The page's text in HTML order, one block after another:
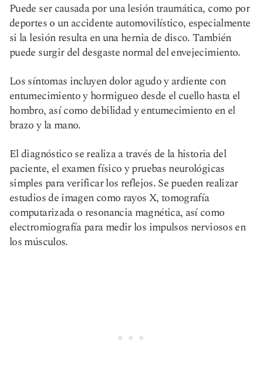
Puede ser causada por una lesión traumática, como por
deportes o un accidente automovilístico, especialmente
si la lesión resulta en una hernia de disco. También
puede surgir del desgaste normal del envejecimiento.
Los síntomas incluyen dolor agudo y ardiente con
entumecimiento y hormigueo desde el cuello hasta el
hombro, así como debilidad y entumecimiento en el
brazo y la mano.
El diagnóstico se realiza a través de la historia del
paciente, el examen físico y pruebas neurológicas
simples para verificar los reflejos. Se pueden realizar
estudios de imagen como rayos X, tomografía
computarizada o resonancia magnética, así como
electromiografía para medir los impulsos nerviosos en
los músculos.